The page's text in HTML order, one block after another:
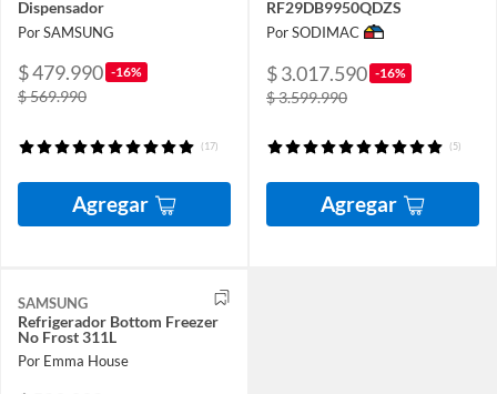
Dispensador
Por SAMSUNG
$ 479.990 -16%
$ 569.990
(17)
Agregar
RF29DB9950QDZS
Por SODIMAC
$ 3.017.590 -16%
$ 3.599.990
(5)
Agregar
SAMSUNG
Refrigerador Bottom Freezer
No Frost 311L
Por Emma House